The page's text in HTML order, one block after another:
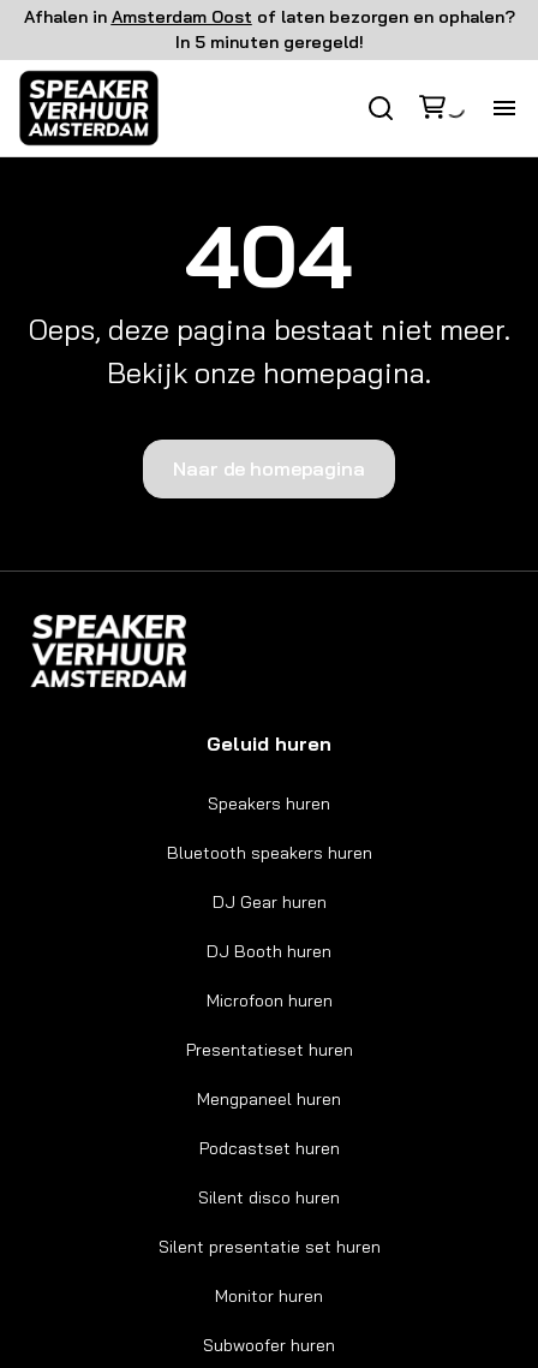
Afhalen in Amsterdam Oost of laten bezorgen en ophalen?
In 5 minuten geregeld!
404
Oeps, deze pagina bestaat niet meer.
Bekijk onze homepagina.
Naar de homepagina
Geluid huren
Speakers huren
Bluetooth speakers huren
DJ Gear huren
DJ Booth huren
Microfoon huren
Presentatieset huren
Mengpaneel huren
Podcastset huren
Silent disco huren
Silent presentatie set huren
Monitor huren
Subwoofer huren